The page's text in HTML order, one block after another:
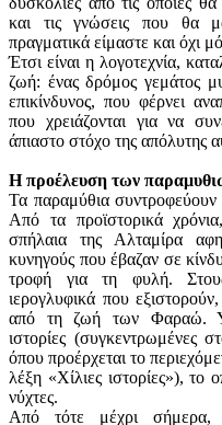
και τις γνώσεις που θα
πραγματικά είμαστε και όχι
Έτσι είναι η λογοτεχνία,
ζωή: ένας δρόμος γεμάτος
επικίνδυνος, που φέρνει
που χρειάζονται για να
άπιαστο στόχο της απόλυτης
Η προέλευση των
Τα παραμύθια
Από τα προϊστορικά
σπήλαια της Αλταμίρα
κυνηγούς που έβαζαν σε
τροφή για τη φυλή.
ιερογλυφικά που
από τη ζωή των Φαραώ.
ιστορίες (συγκεντρωμένες
όπου προέρχεται το
λέξη «Χίλιες ιστορίες»), το
νύχτες.
Από τότε μέχρι σήμερα,